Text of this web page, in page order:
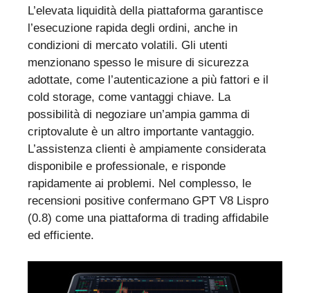
L’elevata liquidità della piattaforma garantisce
l’esecuzione rapida degli ordini, anche in
condizioni di mercato volatili. Gli utenti
menzionano spesso le misure di sicurezza
adottate, come l’autenticazione a più fattori e il
cold storage, come vantaggi chiave. La
possibilità di negoziare un’ampia gamma di
criptovalute è un altro importante vantaggio.
L’assistenza clienti è ampiamente considerata
disponibile e professionale, e risponde
rapidamente ai problemi. Nel complesso, le
recensioni positive confermano GPT V8 Lispro
(0.8) come una piattaforma di trading affidabile
ed efficiente.